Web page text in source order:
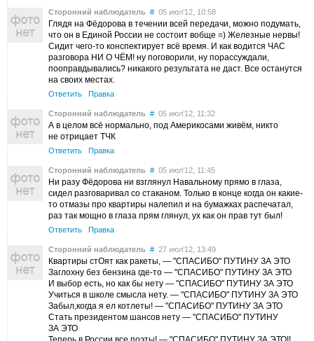
Сторонний наблюдатель # 05 июл’12, 10:58
Глядя на Фёдорова в течении всей передачи, можно подумать,
что он в Единой России не состоит вобще =) Железные нервы!
Сидит чего-то конспектирует всё время. И как водится ЧАС
разговора НИ О ЧЁМ! ну поговорили, ну порассуждали,
пооправдывались? никакого результата не даст. Все останутся
на своих местах.
Ответить Правка
Сторонний наблюдатель # 05 июл’12, 11:32
А в целом всё нормально, под Америкосами живём, никто
не отрицает ТЧК
Ответить Правка
Сторонний наблюдатель # 05 июл’12, 11:45
Ни разу Фёдорова ни взглянул Навальному прямо в глаза,
сидел разговаривал со стаканом. Только в конце когда он какие-
то отмазы про квартиры налепил и на бумажках распечатал,
раз так мощно в глаза прям глянул, ух как он прав тут был!
Ответить Правка
Сторонний наблюдатель # 27 июл’12, 13:49
Квартиры стОят как ракеты, — "СПАСИБО" ПУТИНУ ЗА ЭТО
Заглохну без бензина где-то — "СПАСИБО" ПУТИНУ ЗА ЭТО
И выбор есть, но как бы нету — "СПАСИБО" ПУТИНУ ЗА ЭТО
Учиться в школе смысла нету. — "СПАСИБО" ПУТИНУ ЗА ЭТО
Забыл,когда я ел котлеты! — "СПАСИБО" ПУТИНУ ЗА ЭТО
Стать президентом шансов нету — "СПАСИБО" ПУТИНУ
ЗА ЭТО